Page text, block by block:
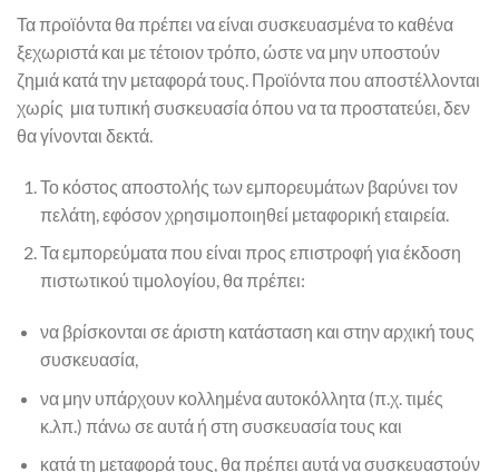
Τα προϊόντα θα πρέπει να είναι συσκευασμένα το καθένα
ξεχωριστά και με τέτοιον τρόπο, ώστε να μην υποστούν
ζημιά κατά την μεταφορά τους. Προϊόντα που αποστέλλονται
χωρίς μια τυπική συσκευασία όπου να τα προστατεύει, δεν
θα γίνονται δεκτά.
Το κόστος αποστολής των εμπορευμάτων βαρύνει τον
πελάτη, εφόσον χρησιμοποιηθεί μεταφορική εταιρεία.
Τα εμπορεύματα που είναι προς επιστροφή για έκδοση
πιστωτικού τιμολογίου, θα πρέπει:
να βρίσκονται σε άριστη κατάσταση και στην αρχική τους
συσκευασία,
να μην υπάρχουν κολλημένα αυτοκόλλητα (π.χ. τιμές
κ.λπ.) πάνω σε αυτά ή στη συσκευασία τους και
κατά τη μεταφορά τους, θα πρέπει αυτά να συσκευαστούν